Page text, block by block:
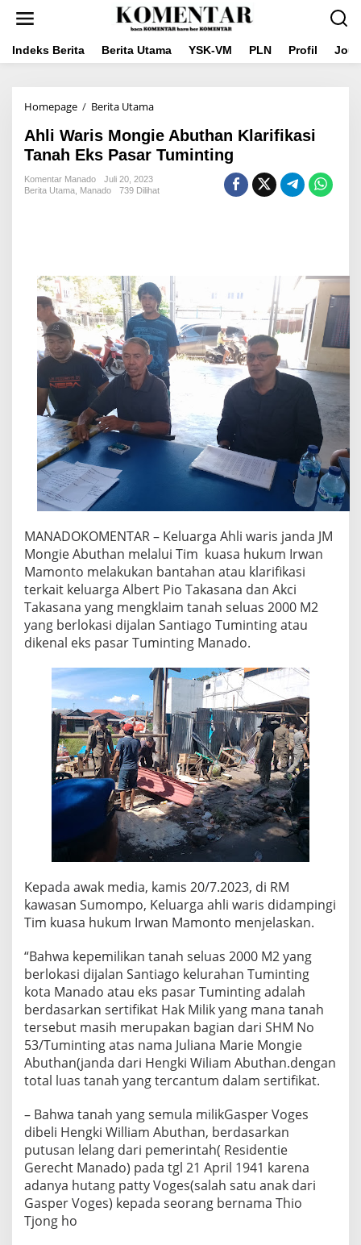
Indeks Berita Berita Utama YSK-VM PLN Profil
Homepage / Berita UtamaAhli
Mongie
Abuthan
Klarifikasi
Eks
Ahli Waris Mongie Abuthan Klarifikasi
Tanah Eks Pasar Tuminting
Komentar Manado
Juli 20, 2023
Berita Utama Manado 739 Dilihat
MANADOKOMENTAR – Keluarga Ahli waris janda JM
Mongie Abuthan melalui Tim kuasa hukum Irwan
Mamonto melakukan bantahan atau klarifikasi
terkait keluarga Albert Pio Takasana dan Akci
Takasana yang mengklaim tanah seluas 2000 M2
yang berlokasi dijalan Santiago Tuminting atau
dikenal eks pasar Tuminting Manado.
Kepada awak media, kamis 20/7.2023, di RM
kawasan Sumompo, Keluarga ahli waris didampingi
Tim kuasa hukum Irwan Mamonto menjelaskan.
“Bahwa kepemilikan tanah seluas 2000 M2 yang
berlokasi dijalan Santiago kelurahan Tuminting
kota Manado atau eks pasar Tuminting adalah
berdasarkan sertifikat Hak Milik yang mana tanah
tersebut masih merupakan bagian dari SHM No
53/Tuminting atas nama Juliana Marie Mongie
Abuthan(janda dari Hengki Wiliam Abuthan.dengan
total luas tanah yang tercantum dalam sertifikat.
– Bahwa tanah yang semula milikGasper Voges
dibeli Hengki William Abuthan, berdasarkan
putusan lelang dari pemerintah( Residentie
Gerecht Manado) pada tgl 21 April 1941 karena
adanya hutang patty Voges(salah satu anak dari
Gasper Voges) kepada seorang bernama Thio
Tjong ho